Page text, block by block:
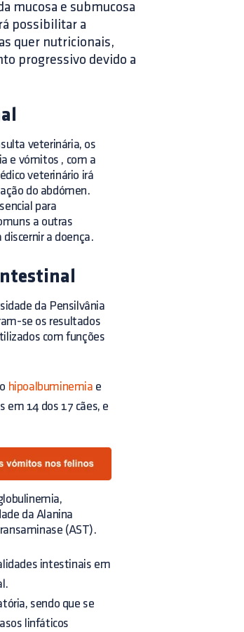
mucosa e submucosa
possibilitar a
quer nutricionais,
progressivo devido a
veterinária, os
e vómitos , com a
veterinário irá
do abdómen.
para
a outras
a doença.
da Pensilvânia
se os resultados
com funções
hipoalbuminemia e
em 14 dos 17 cães, e
da Alanina
(AST).
intestinais em
sendo que se
linfáticos